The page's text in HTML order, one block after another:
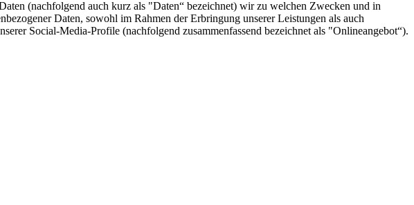
(nachfolgend auch kurz als "Daten“ bezeichnet) wir zu welchen Zwecken und in
Daten, sowohl im Rahmen der Erbringung unserer Leistungen als auch
Social-Media-Profile (nachfolgend zusammenfassend bezeichnet als "Onlineangebot“).